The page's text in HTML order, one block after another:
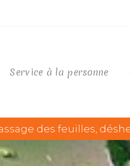
Service à la personne
des feuilles,